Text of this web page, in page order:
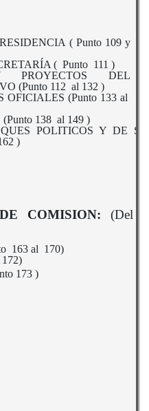
( Punto 109 y
( Punto 111 )
DEL
(Punto 112 al 132 )
OFICIALES (Punto 133 al
138 al 149 )
POLITICOS Y DE
)
COMISION: (Del
163 al 170)
173 )